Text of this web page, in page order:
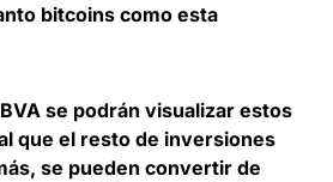
bitcoins como esta
se podrán visualizar estos
que el resto de inversiones
se pueden convertir de